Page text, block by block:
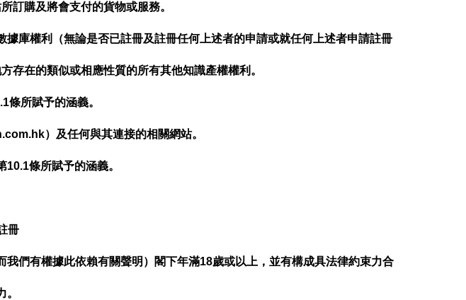
訂購及將會支付的貨物或服務。
庫權利（無論是否已註冊及註冊任何上述者的申請或就任何上述者申請註冊
存在的類似或相應性質的所有其他知識產權權利。
所賦予的涵義。
）及任何與其連接的相關網站。
條所賦予的涵義。
有權據此依賴有關聲明）閣下年滿18歲或以上，並有構成具法律約束力合
。